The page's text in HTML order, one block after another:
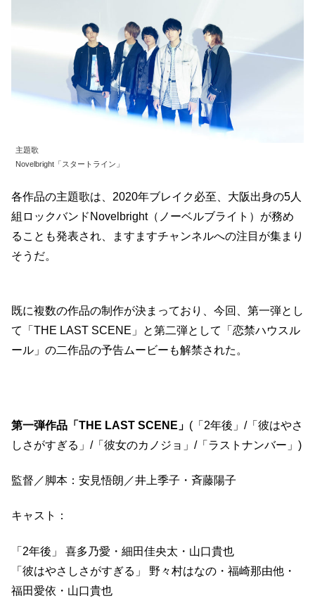
主題歌
Novelbright「スタートライン」
各作品の主題歌は、2020年ブレイク必至、大阪出身の5人
組ロックバンドNovelbright（ノーベルブライト）が務め
ることも発表され、ますますチャンネルへの注目が集まり
そうだ。
既に複数の作品の制作が決まっており、今回、第一弾とし
て「THE LAST SCENE」と第二弾として「恋禁ハウスル
ール」の二作品の予告ムービーも解禁された。
第一弾作品「THE LAST SCENE」 (「2年後」/「彼はやさ
しさがすぎる」/「彼女のカノジョ」/「ラストナンバー」)
監督／脚本：安見悟朗／井上季子・斉藤陽子
キャスト：
「2年後」 喜多乃愛・細田佳央太・山口貴也
「彼はやさしさがすぎる」 野々村はなの・福崎那由他・
福田愛依・山口貴也